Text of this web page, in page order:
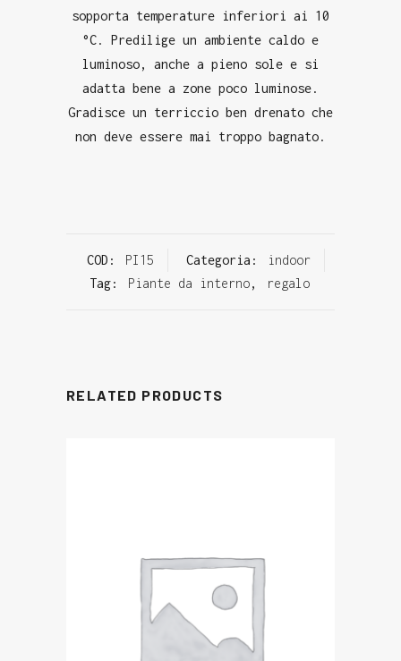
sopporta temperature inferiori ai 10
°C. Predilige un ambiente caldo e
luminoso, anche a pieno sole e si
adatta bene a zone poco luminose.
Gradisce un terriccio ben drenato che
non deve essere mai troppo bagnato.
COD: PI15 Categoria:
indoor
Tag:
Piante da interno, regalo
RELATED PRODUCTS